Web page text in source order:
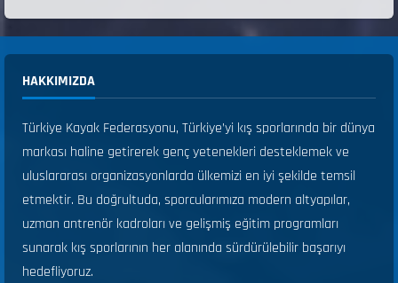
HAKKIMIZDA
Türkiye Kayak Federasyonu, Türkiye’yi kış sporlarında bir dünya
markası haline getirerek genç yetenekleri desteklemek ve
uluslararası organizasyonlarda ülkemizi en iyi şekilde temsil
etmektir. Bu doğrultuda, sporcularımıza modern altyapılar,
uzman antrenör kadroları ve gelişmiş eğitim programları
sunarak kış sporlarının her alanında sürdürülebilir başarıyı
hedefliyoruz.